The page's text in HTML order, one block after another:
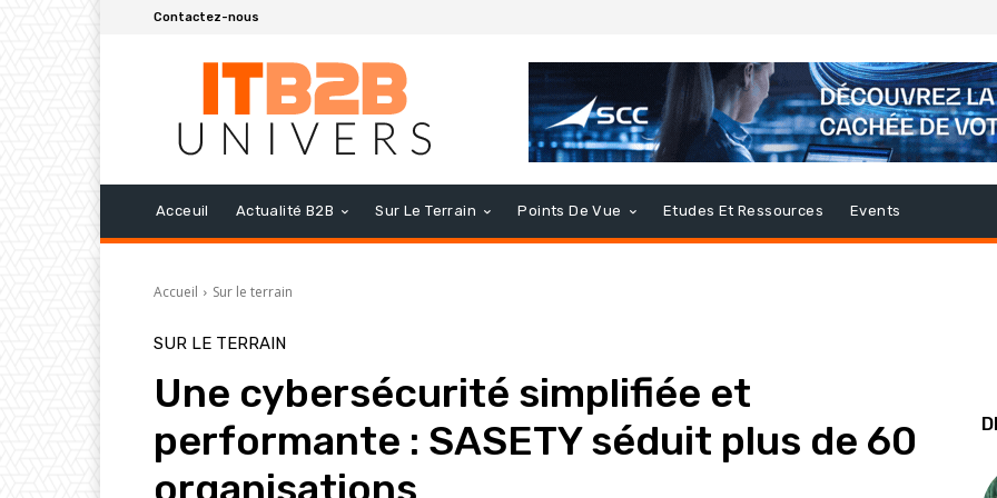
Contactez-nous
Acceuil Actualité B2B Sur Le Terrain Points De Vue Etudes Et Ressources Events
Accueil Sur le terrain
SUR LE TERRAIN
Une cybersécurité simplifiée et
performante : SASETY séduit plus de 60